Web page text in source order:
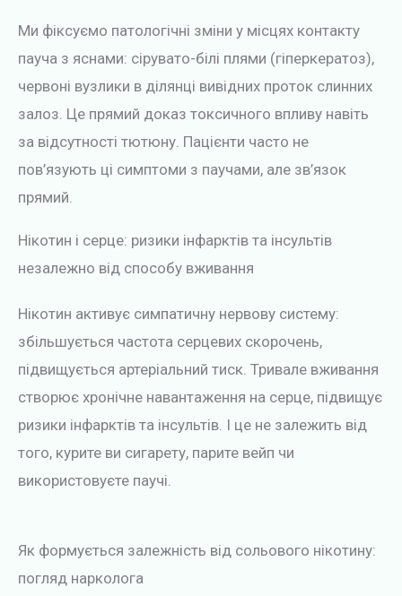
Ми фіксуємо патологічні зміни у місцях контакту
пауча з яснами: сірувато-білі плями (гіперкератоз),
червоні вузлики в ділянці вивідних проток слинних
залоз. Це прямий доказ токсичного впливу навіть
за відсутності тютюну. Пацієнти часто не
пов’язують ці симптоми з паучами, але зв’язок
прямий.
Нікотин і серце: ризики інфарктів та інсультів
незалежно від способу вживання
Нікотин активує симпатичну нервову систему:
збільшується частота серцевих скорочень,
підвищується артеріальний тиск. Тривале вживання
створює хронічне навантаження на серце, підвищує
ризики інфарктів та інсультів. І це не залежить від
того, курите ви сигарету, парите вейп чи
використовуєте паучі.
Як формується залежність від сольового нікотину:
погляд нарколога